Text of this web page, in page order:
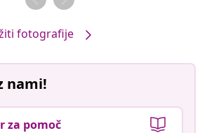
fotografije
nami!
za pomoč